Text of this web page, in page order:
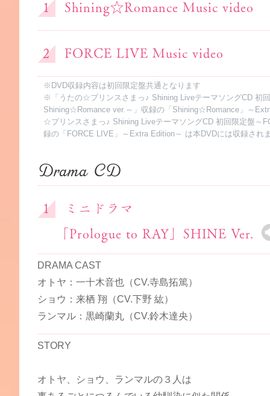
Shining☆Romance Music video
FORCE LIVE Music video
※DVD収録内容は初回限定盤共通となります
※「うたの☆プリンスさまっ♪ Shining LiveテーマソングCD 初
Shining☆Romance ver.～」収録の「Shining☆Romance」～
☆プリンスさまっ♪ Shining LiveテーマソングCD 初回限定盤～
録の「FORCE LIVE」～Extra Edition～ は本DVDには収録され
Drama CD
ミニドラマ
「Prologue to RAY」SHINE Ver.
DRAMA CAST
オトヤ：一十木音也（CV.寺島拓篤）
ショウ：来栖 翔（CV.下野 紘）
ランマル：黒崎蘭丸（CV.鈴木達央）
STORY
オトヤ、ショウ、ランマルの３人は